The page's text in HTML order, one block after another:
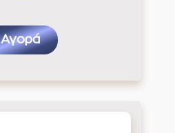
Αγορά